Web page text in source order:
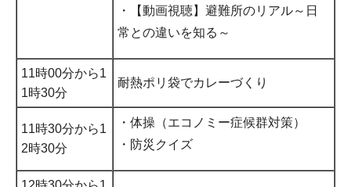
・【動画視聴】避難所のリアル～日
常との違いを知る～
11時00分から1
1時30分
耐熱ポリ袋でカレーづくり
11時30分から1
2時30分
・体操（エコノミー症候群対策）
・防災クイズ